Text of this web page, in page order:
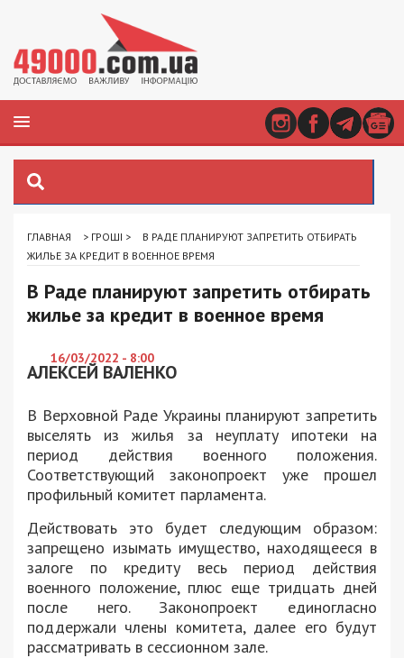
ГЛАВНАЯ > ГРОШІ >
В РАДЕ ПЛАНИРУЮТ ЗАПРЕТИТЬ ОТБИРАТЬ
ЖИЛЬЕ ЗА КРЕДИТ В ВОЕННОЕ ВРЕМЯ
В Раде планируют запретить отбирать
жилье за кредит в военное время
16/03/2022 - 8:00
АЛЕКСЕЙ ВАЛЕНКО
В Верховной Раде Украины планируют запретить
выселять из жилья за неуплату ипотеки на
период действия военного положения.
Соответствующий законопроект уже прошел
профильный комитет парламента.
Действовать это будет следующим образом:
запрещено изымать имущество, находящееся в
залоге по кредиту весь период действия
военного положение, плюс еще тридцать дней
после него. Законопроект единогласно
поддержали члены комитета, далее его будут
рассматривать в сессионном зале.